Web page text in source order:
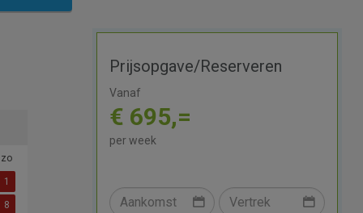
zo
1
8
Prijsopgave/Reserveren
Vanaf
€ 695,=
per week